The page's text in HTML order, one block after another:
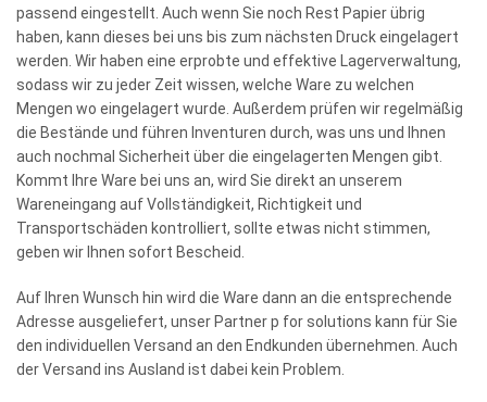
passend eingestellt. Auch wenn Sie noch Rest Papier übrig
haben, kann dieses bei uns bis zum nächsten Druck eingelagert
werden. Wir haben eine erprobte und effektive Lagerverwaltung,
sodass wir zu jeder Zeit wissen, welche Ware zu welchen
Mengen wo eingelagert wurde. Außerdem prüfen wir regelmäßig
die Bestände und führen Inventuren durch, was uns und Ihnen
auch nochmal Sicherheit über die eingelagerten Mengen gibt.
Kommt Ihre Ware bei uns an, wird Sie direkt an unserem
Wareneingang auf Vollständigkeit, Richtigkeit und
Transportschäden kontrolliert, sollte etwas nicht stimmen,
geben wir Ihnen sofort Bescheid.
Auf Ihren Wunsch hin wird die Ware dann an die entsprechende
Adresse ausgeliefert, unser Partner p for solutions kann für Sie
den individuellen Versand an den Endkunden übernehmen. Auch
der Versand ins Ausland ist dabei kein Problem.